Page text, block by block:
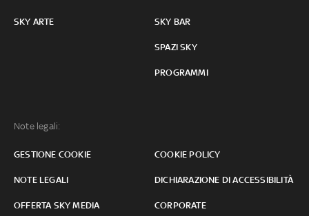
SKY ARTE SKY BAR
SPAZI SKY
PROGRAMMI
Note legali:
GESTIONE COOKIE COOKIE POLICY
NOTE LEGALI DICHIARAZIONE DI ACCESSIBILITÀ
OFFERTA SKY MEDIA CORPORATE